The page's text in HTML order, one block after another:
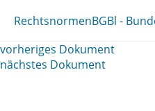
RechtsnormenBGBl -
vorheriges Dokument
nächstes Dokument